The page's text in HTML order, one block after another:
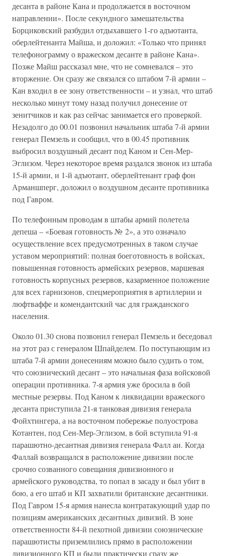
десанта в районе Кана и продолжается в восточном
направлении». После секундного замешательства
Борциковский разбудил отдыхавшего 1-го адъютанта,
оберлейтенанта Майша, и доложил: «Только что принял
телефонограмму о вражеском десанте в районе Кана».
Позже Майш рассказал мне, что не сомневался – это
вторжение. Он сразу же связался со штабом 7-й армии –
Кан входил в ее зону ответственности – и узнал, что штаб
несколько минут тому назад получил донесение от
зенитчиков и как раз сейчас занимается его проверкой.
Незадолго до 00.01 позвонил начальник штаба 7-й армии
генерал Пемзель и сообщил, что в 00.45 противник
выбросил воздушный десант под Каном и Сен-Мер-
Эглизом. Через некоторое время раздался звонок из штаба
15-й армии, и 1-й адъютант, оберлейтенант граф фон
Арманшперг, доложил о воздушном десанте противника
под Гавром.
По телефонным проводам в штабы армий полетела
депеша – «Боевая готовность № 2», а это означало
осуществление всех предусмотренных в таком случае
уставом мероприятий: полная боеготовность в войсках,
повышенная готовность армейских резервов, маршевая
готовность корпусных резервов, казарменное положение
для всех гарнизонов, спецмероприятия в артиллерии и
люфтваффе и комендантский час для гражданского
населения.
Около 01.30 снова позвонил генерал Пемзель и беседовал
на этот раз с генералом Шпайделем. По поступающим из
штаба 7-й армии донесениям можно было судить о том,
что союзнический десант – это начальная фаза войсковой
операции противника. 7-я армия уже бросила в бой
местные резервы. Под Каном к ликвидации вражеского
десанта приступила 21-я танковая дивизия генерала
Фойхтингера, а на восточном побережье полуострова
Котантен, под Сен-Мер-Эглизом, в бой вступила 91-я
парашютно-десантная дивизия генерала Фалл аи. Когда
Фаллай возвращался в расположение дивизии после
срочно созванного совещания дивизионного и
армейского руководства, то попал в засаду и был убит в
бою, а его штаб и КП захватили британские десантники.
Под Гавром 15-я армия нанесла контратакующий удар по
позициям американских десантных дивизий. В зоне
ответственности 84-й пехотной дивизии союзнические
парашютисты приземлились прямо в расположении
дивизионного КП и были практически сразу же